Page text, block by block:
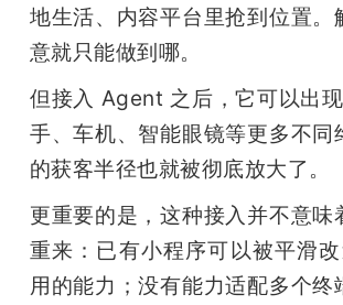
地生活、内容平台里抢到位置。
意就只能做到哪。
但接入 Agent 之后，它可以出
手、车机、智能眼镜等更多不同
的获客半径也就被彻底放大了。
更重要的是，这种接入并不意味
重来：已有小程序可以被平滑
用的能力；没有能力适配多个终